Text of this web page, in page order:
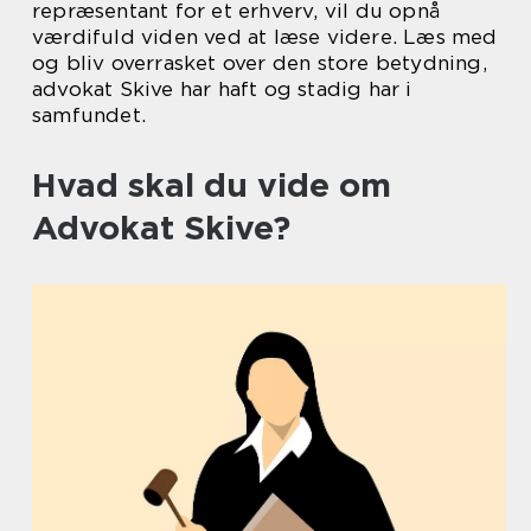
repræsentant for et erhverv, vil du opnå
værdifuld viden ved at læse videre. Læs med
og bliv overrasket over den store betydning,
advokat Skive har haft og stadig har i
samfundet.
Hvad skal du vide om
Advokat Skive?